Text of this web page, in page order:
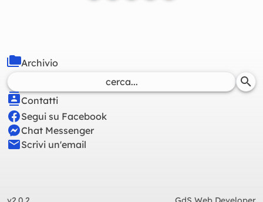
Contatti
Segui su Facebook
Chat Messenger
Scrivi un'email
Archivio